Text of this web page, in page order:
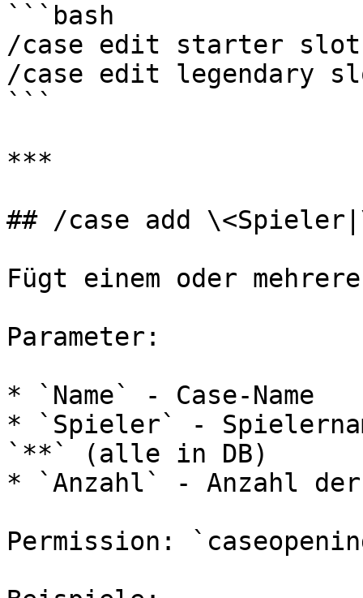
```bash
/case edit starter slot
/case edit legendary
```
***
## /case add
Fügt einem oder
Parameter:
* `Name` - Case-Name
* `Spieler` -
`**` (alle in DB)
* `Anzahl` - Anzahl der
Permission: